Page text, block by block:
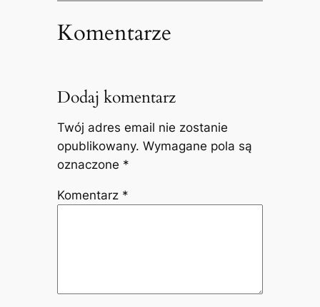
Komentarze
Dodaj komentarz
Twój adres email nie zostanie
opublikowany. Wymagane pola są
oznaczone *
Komentarz *